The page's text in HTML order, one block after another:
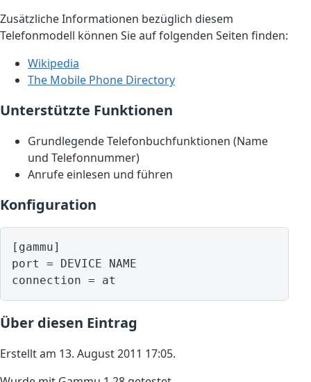
Zusätzliche Informationen bezüglich diesem
Telefonmodell können Sie auf folgenden Seiten finden:
Wikipedia
The Mobile Phone Directory
Unterstützte Funktionen
Grundlegende Telefonbuchfunktionen (Name
und Telefonnummer)
Anrufe einlesen und führen
Konfiguration
[gammu]
port = DEVICE NAME
Über diesen Eintrag
Erstellt am 13. August 2011 17:05.